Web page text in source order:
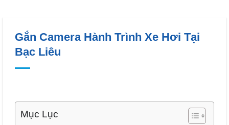
Gắn Camera Hành Trình Xe Hơi Tại
Bạc Liêu
Mục Lục